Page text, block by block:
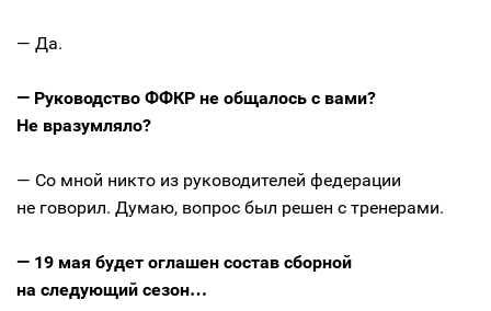
— Да.
— Руководство ФФКР не общалось с вами?
Не вразумляло?
— Со мной никто из руководителей федерации
не говорил. Думаю, вопрос был решен с тренерами.
— 19 мая будет оглашен состав сборной
на следующий сезон…